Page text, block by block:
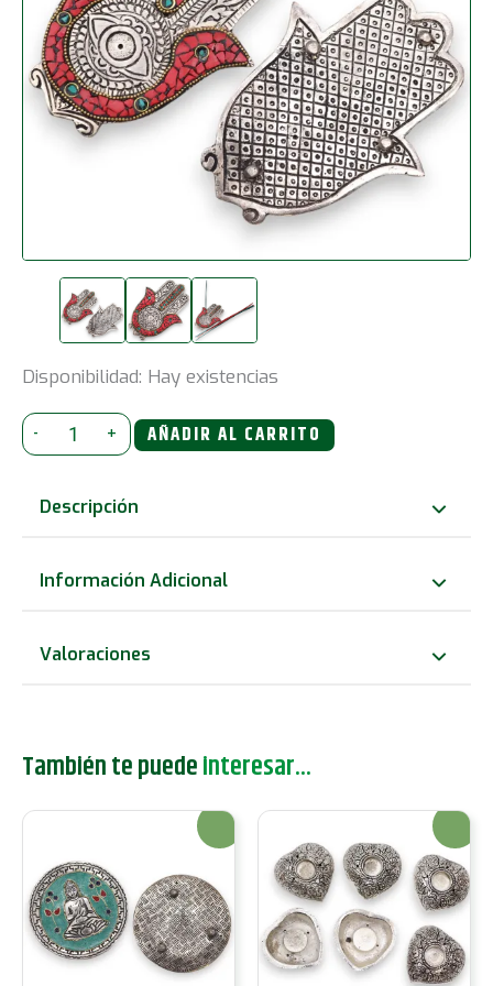
Disponibilidad: Hay existencias
-
Porta-
incienso
Hamsa
13x5.5cm
+ AÑADIR AL CARRITO
Descripción
Información Adicional
Valoraciones
También te puedeinteresar...
¡Oferta! ¡Oferta!